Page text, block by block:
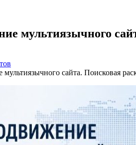
мультиязычного
сайта. Поисковая